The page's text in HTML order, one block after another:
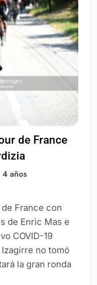
de France
4 años
France con
de Enric Mas e
COVID-19
no tomó
la gran ronda